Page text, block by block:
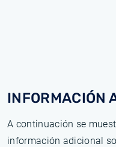
INFORMACIÓN
A continuación se
información adicional